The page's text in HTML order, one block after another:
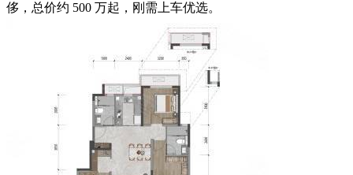
侈，总价约 500 万起，刚需上车优选。